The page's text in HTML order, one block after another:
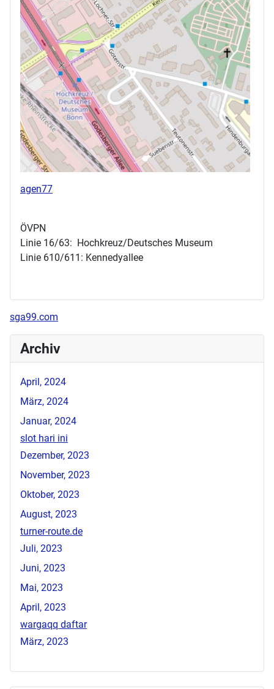
agen77
ÖVPN
Linie 16/63: Hochkreuz/Deutsches Museum
Linie 610/611: Kennedyallee
sga99.com
Archiv
April, 2024
März, 2024
Januar, 2024
slot hari ini
Dezember, 2023
November, 2023
Oktober, 2023
August, 2023
turner-route.de
Juli, 2023
Juni, 2023
Mai, 2023
April, 2023
wargaqq daftar
März, 2023